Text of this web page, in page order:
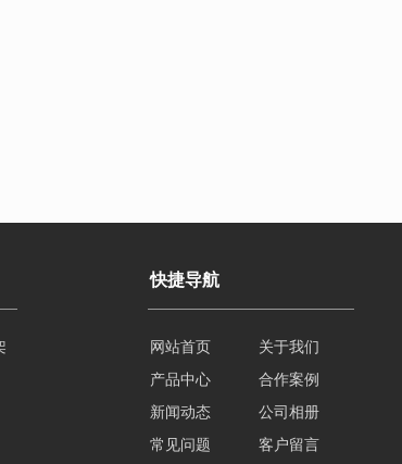
快捷导航
网站首页
关于我们
产品中心
合作案例
新闻动态
公司相册
常见问题
客户留言